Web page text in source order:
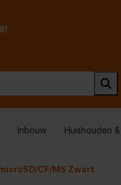
Inbouw Huishouden
CF/MS Zwart